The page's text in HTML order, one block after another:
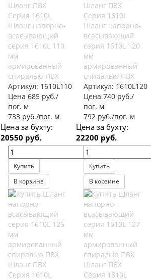
Шланг ПВХ
Серия 1610L
Шланг напорно-
всасывающий
серия 1610L 110
мм
армированный
спиралью ПВХ
Артикул: 1610L110
Цена 685 руб./
пог. м
733 руб./пог. м
Цена за бухту:
20550 руб.
Купить
В корзине
Шланг ПВХ
Серия 1610L
Шланг напорно-
всасывающий
серия 1610L 120
мм
армированный
спиралью ПВХ
Артикул: 1610L120
Цена 740 руб./
пог. м
792 руб./пог. м
Цена за бухту:
22200 руб.
Купить
В корзине
Шланг ПВХ
Серия 1610L
Шланг ПВХ
Серия 1610L